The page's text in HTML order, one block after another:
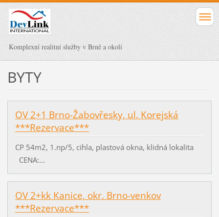
Komplexní realitní služby v Brně a okolí
BYTY
OV 2+1 Brno-Žabovřesky, ul. Korejská
***Rezervace***
CP 54m2, 1.np/5, cihla, plastová okna, klidná lokalita
CENA:...
OV 2+kk Kanice, okr. Brno-venkov
***Rezervace***